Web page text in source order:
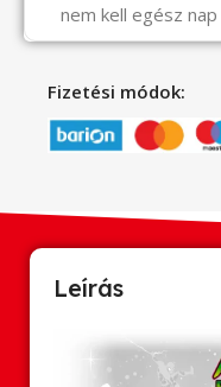
nem kell egész
Fizetési módok:
Leírás